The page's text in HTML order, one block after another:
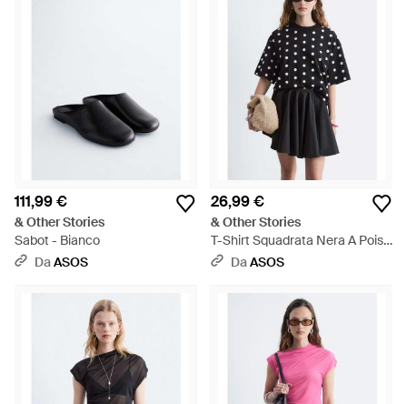
111,99 €
& Other Stories
Sabot - Bianco
DaASOS
26,99 €
& Other Stories
T-Shirt Squadrata Nera A Pois -
NeroDaASOS